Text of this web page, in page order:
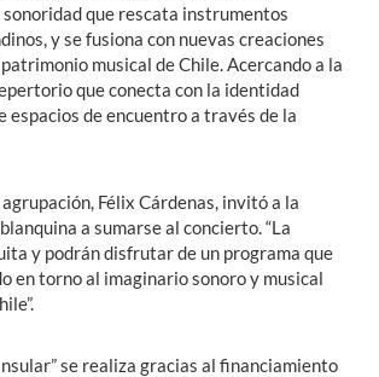
que rescata instrumentos
y se fusiona con nuevas creaciones
musical de Chile. Acercando a la
que conecta con la identidad
de encuentro a través de la
Félix Cárdenas, invitó a la
a sumarse al concierto. “La
y podrán disfrutar de un programa que
en torno al imaginario sonoro y musical
se realiza gracias al financiamiento